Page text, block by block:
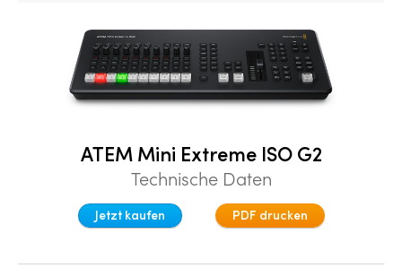
Softwaresteuerung
Erste Schritte
Advanced Panel
Austria
Brazil
China
Denmark
ATEM Mini Extreme ISO G2
Technische Daten
Jetzt kaufen PDF drucken